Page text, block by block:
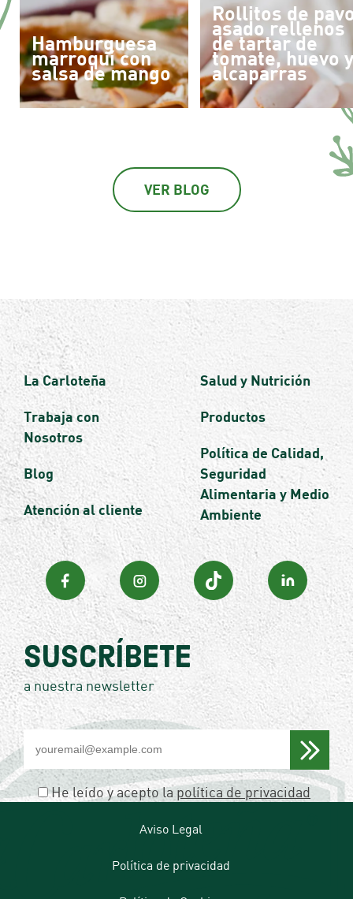
Hamburguesa
marroquí con
salsa de mango
Rollitos de
asado rellenos
de tartar de
tomate, huevo y
alcaparras
VER BLOG
La Carloteña
Trabaja con
Nosotros
Blog
Atención al cliente
Salud y Nutrición
Productos
Política de Calidad,
Seguridad
Alimentaria y Medio
Ambiente
Suscríbete
a nuestra newsletter
Por
deja
este
campo
He leído y acepto lapolítica de privacidad
Aviso Legal
Política de privacidad